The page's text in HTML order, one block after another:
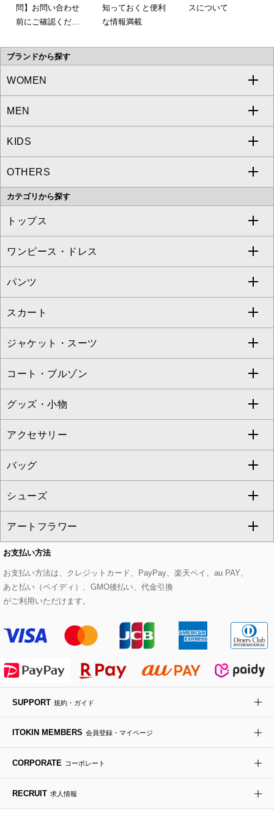
問】お問い合わせ
前にご確認くださ
知っておくと便利
な情報満載
スについて
ブランドから探す
WOMEN
a.v.v
MICHEL KLEIN
MK MICHEL KLEIN
OFUON le MK
eur3
Maison de CINQ
MK MICHEL KLEIN BAG
HIROKO KOSHINO
MEN
a.v.v
MICHEL KLEIN HOMME
MK MICHEL KLEIN HOMME
KIDS
a.v.v
OTHERS
MK MICHEL KLEIN BAG
カテゴリから探す
トップス
すべてのトップス
カットソー・Tシャツ
ブラウス・シャツ
ニット・セーター
カーディガン
アンサンブルセット
ベスト・ジレ
パーカー
タンクトップ・キャミソール
スウェット・ジャージー
その他のトップス
ワンピース・ドレス
すべてのワンピース・ドレス
ワンピース
ドレス
チュニック
ジャンパースカート
その他のワンピース・ドレス
パンツ
すべてのパンツ
フルレングスパンツ
クロップド・半端丈パンツ
ガウチョ・ワイドパンツ
ハーフ・ショート丈パンツ
サロペット・オールインワン
その他のパンツ
スカート
すべてのスカート
ロング・マキシ丈スカート
ひざ丈スカート
ミモレ丈スカート
ショート・ミニ丈スカート
その他のスカート
ジャケット・スーツ
すべてのジャケット・スーツ
テーラードジャケット
ノーカラージャケット
セットアップ
セットアップジャケット
セットアップパンツ
セットアップスカート
セットアップワンピース
コート・ブルゾン
すべてのコート・ブルゾン
トレンチコート
ピーコート
ダッフルコート
チェスターコート
モッズコート
ステンカラーコート
ライダースジャケット
デニムジャケット
ダウンジャケット・コート
グッズ・小物
すべてのグッズ・小物
マスク
ストール・マフラー・スヌード
ベルト・サスペンダー
帽子
ヘアアクセサリー
ハンカチ・バンダナ
手袋
チャーム・ストラップ
アクセサリー
すべてのアクセサリー
ネックレス
ピアス・イヤリング
ブレスレット・バングル
ブローチ・コサージュ
バッグ
すべてのバッグ
トートバッグ
ショルダーバッグ
ボストンバッグ
バックパック・リュック
ボディバッグ・メッセンジャーバッグ
トラベルバッグ
シューズ
すべてのシューズ
パンプス
スニーカー
フラットシューズ
ローファー
ドレスシューズ
アートフラワー
すべてのアートフラワー
ローズ
カサブランカ・カラー
ラナンキュラス
ポプリアレンジ＆フレグランス
お支払い方法
お支払い方法は、クレジットカード、PayPay、楽天ペイ、au PAY、
あと払い（ペイディ）、GMO後払い、代金引換
がご利用いただけます。
SUPPORT 規約・ガイド
ITOKIN MEMBERS 会員登録・マイページ
CORPORATE コーポレート
RECRUIT 求人情報